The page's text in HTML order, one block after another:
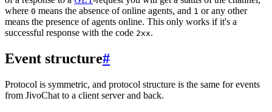
where 0 means the absence of online agents, and 1 or any other
means the presence of agents online. This only works if it's a
successful response with the code 2xx.
Event structure#
Protocol is symmetric, and protocol structure is the same for events
from JivoChat to a client server and back.